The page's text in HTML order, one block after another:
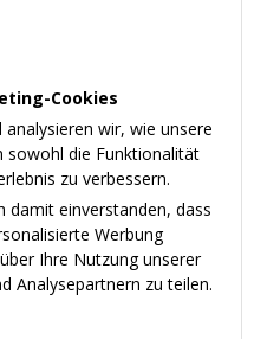
Cookies
wir, wie unsere
sowohl die Funktionalität
zu verbessern.
damit einverstanden, dass
Werbung
Ihre Nutzung unserer
Analysepartnern zu teilen.